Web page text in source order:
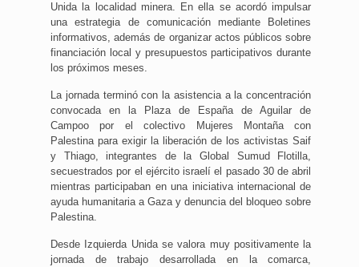
Unida la localidad minera. En ella se acordó impulsar
una estrategia de comunicación mediante Boletines
informativos, además de organizar actos públicos sobre
financiación local y presupuestos participativos durante
los próximos meses.
La jornada terminó con la asistencia a la concentración
convocada en la Plaza de España de Aguilar de
Campoo por el colectivo Mujeres Montaña con
Palestina para exigir la liberación de los activistas Saif
y Thiago, integrantes de la Global Sumud Flotilla,
secuestrados por el ejército israelí el pasado 30 de abril
mientras participaban en una iniciativa internacional de
ayuda humanitaria a Gaza y denuncia del bloqueo sobre
Palestina.
Desde Izquierda Unida se valora muy positivamente la
jornada de trabajo desarrollada en la comarca,